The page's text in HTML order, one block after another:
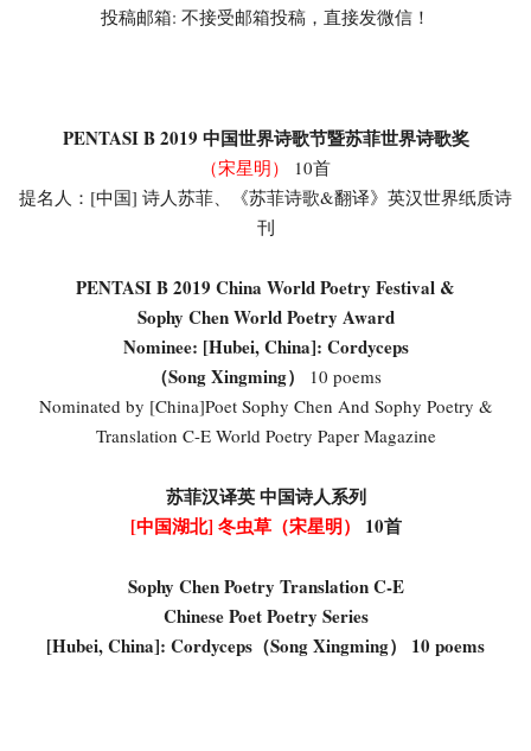
投稿邮箱: 不接受邮箱投稿，直接发微信！
PENTASI B 2019 中国世界诗歌节暨苏菲世界诗歌奖
（宋星明）
10首
提名人：[中国] 诗人苏菲、《苏菲诗歌&翻译》英汉世界纸质诗
刊
PENTASI B 2019 China World Poetry Festival &
Sophy Chen World Poetry Award
Nominee: [Hubei, China]: Cordyceps
（Song Xingming）
10 poems
Nominated by [China]Poet Sophy Chen And Sophy Poetry &
Translation C-E World Poetry Paper Magazine
苏菲汉译英 中国诗人系列
[中国湖北] 冬虫草（宋星明） 10首
Sophy Chen Poetry Translation C-E
Chinese Poet Poetry Series
[Hubei, China]: Cordyceps （Song Xingming） 10 poems